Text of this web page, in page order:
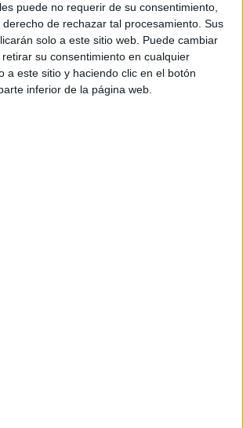
puede no requerir de su consentimiento,
de rechazar tal procesamiento. Sus
solo a este sitio web. Puede cambiar
su consentimiento en cualquier
a este sitio y haciendo clic en el botón
inferior de la página web.
su comercio ha ido pasando de
ya que su gestión fue de
que le tocó a él. Además, relata que
pequeño en la tienda y ya con el paso
adaptando el negocio conforme